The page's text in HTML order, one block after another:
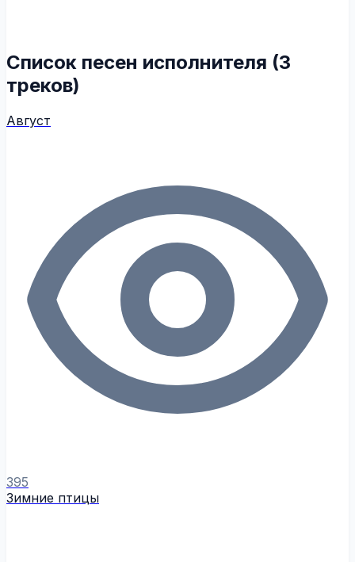
Список песен исполнителя (3
треков)
Август
395
Зимние птицы